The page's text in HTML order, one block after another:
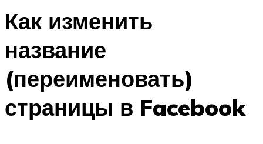
Как изменить
название
(переименовать)
страницы в Facebook